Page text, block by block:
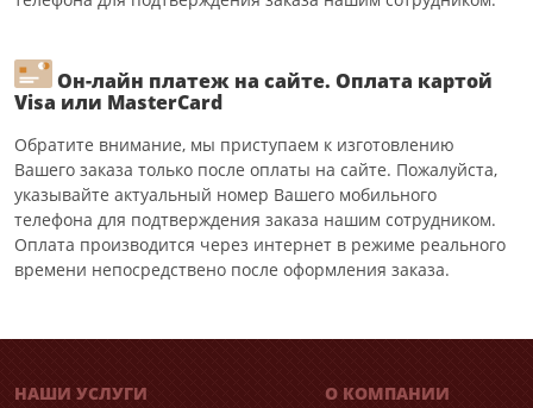
Он-лайн платеж на сайте. Оплата картой
Visa или MasterCard
Обратите внимание, мы приступаем к изготовлению
Вашего заказа только после оплаты на сайте. Пожалуйста,
указывайте актуальный номер Вашего мобильного
телефона для подтверждения заказа нашим сотрудником.
Оплата производится через интернет в режиме реального
времени непосредствено после оформления заказа.
НАШИ УСЛУГИ О КОМПАНИИ